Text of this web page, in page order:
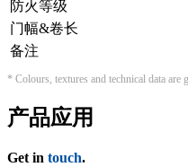
防火等级
门幅&卷长
备注
* Colours, textures and technical data are
产品应用
Get in touch.